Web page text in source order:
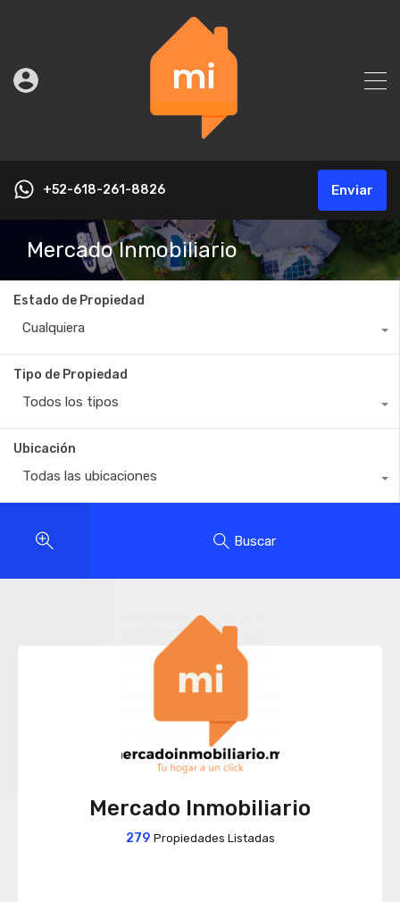
+52-618-261-8826 Enviar
Mercado Inmobiliario
Estado de Propiedad
Cualquiera
Tipo de Propiedad
Todos los tipos
Ubicación
Todas las ubicaciones
Buscar
Mercado Inmobiliario
279 Propiedades Listadas